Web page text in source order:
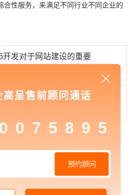
合性服务，来满足不同行业不同企业的
开发对于网站建设的重要
导航是企业做网站的
全网营销型网站建设的
高呈售前顾问通话
0 0 7 5 8 9 5
预约顾问